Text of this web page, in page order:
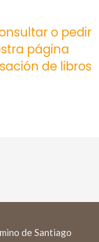
o pedir
página
de libros
de Santiago